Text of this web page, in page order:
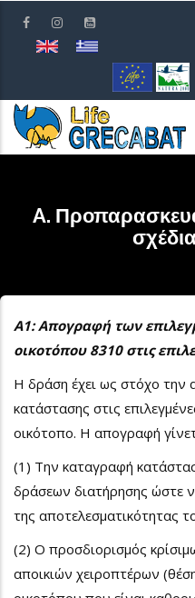
προς
περιεχόμενο
A.
Α1: Απογραφή των
οικοτόπου 8310 στις
Η δράση έχει ως στόχο την
κατάστασης στις
οικότοπο. Η απογραφή
(1) Την καταγραφή
δράσεων διατήρησης ώστε
της αποτελεσματικότητας
(2) Ο προσδιορισμός
αποικιών χειροπτέρων